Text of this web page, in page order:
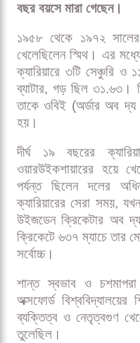
বছর বয়সে মারা গেছেন।
১৯৫৮ থেকে ১৯৭২ সালের
খেলেছিলেন স্মিথ। এর
ক্যারিয়ারে ৩টি সেঞ্চুরি
ব্যাটার, গড় ছিল ৩১.৬৩।
তাকে ওবিই (অর্ডার অব দ্য
হয়।
দীর্ঘ ১৯ বছরের
ওয়ারউইকশায়ারের হয়ে
পর্যন্ত ছিলেন দলের
ক্যারিয়ারের সেরা সময়,
উইজডেন ক্রিকেটার অব দ্য
ক্রিকেটে ৬৩৭ ম্যাচে তার
সর্বোচ্চ।
শান্ত স্বভাব ও
অক্সফোর্ড
ব্যক্তিত্ব ও নেতৃত্বগুণ
তুলেছিল।